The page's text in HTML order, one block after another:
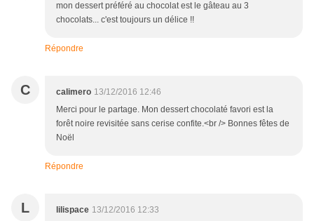
mon dessert préféré au chocolat est le gâteau au 3
chocolats... c'est toujours un délice !!
Répondre
C calimero 13/12/2016 12:46
Merci pour le partage. Mon dessert chocolaté favori est la
forêt noire revisitée sans cerise confite.<br /> Bonnes fêtes de
Noël
Répondre
L lilispace 13/12/2016 12:33